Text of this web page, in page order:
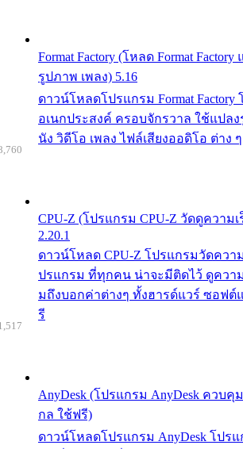
Format Factory (โหลด Format
รูปภาพ เพลง) 5.16
ดาวน์โหลดโปรแกรม Format
อเนกประสงค์ ครอบจักรวาล ใช้แปล
นัง วิดีโอ เพลง ไฟล์เสียงออดิโอ ต่าง ๆ
CPU-Z (โปรแกรม CPU-Z วัดดูความ
2.20.1
ดาวน์โหลด CPU-Z โปรแกรมวัดควา
ปรแกรม ที่ทุกคน น่าจะมีติดไว้ ดูความ
มถึงบอกค่าต่างๆ ทั้งฮารด์แวร์ ซอฟต์
รี
AnyDesk (โปรแกรม AnyDesk ควบคุ
กล ใช้ฟรี)
ดาวน์โหลดโปรแกรม AnyDesk โปร